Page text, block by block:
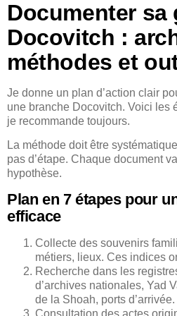
Documenter sa
Docovitch :
méthodes et
Je donne un plan d’action clair
une branche Docovitch. Voici les
je recommande toujours.
La méthode doit être
pas d’étape. Chaque document
hypothèse.
Plan en 7 étapes pour
efficace
Collecte des souvenirs
métiers, lieux. Ces indices
Recherche dans les
d’archives nationales, Yad
de la Shoah, ports d’arrivée.
Consultation des actes